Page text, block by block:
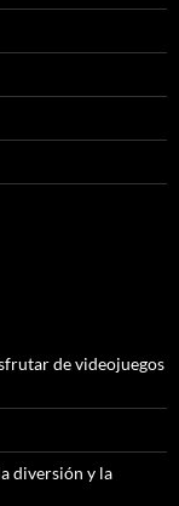
de videojuegos
diversión y la